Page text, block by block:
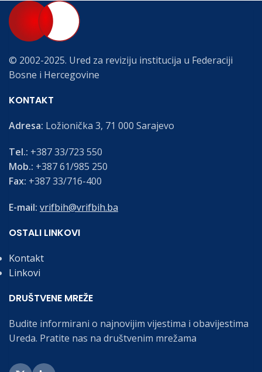
© 2002-2025. Ured za reviziju institucija u Federaciji
Bosne i Hercegovine
KONTAKT
Adresa: Ložionička 3, 71 000 Sarajevo
Tel.: +387 33/723 550
Mob.: +387 61/985 250
Fax: +387 33/716-400
E-mail: vrifbih@vrifbih.ba
OSTALI LINKOVI
Kontakt
Linkovi
DRUŠTVENE MREŽE
Budite informirani o najnovijim vijestima i obavijestima
Ureda. Pratite nas na društvenim mrežama